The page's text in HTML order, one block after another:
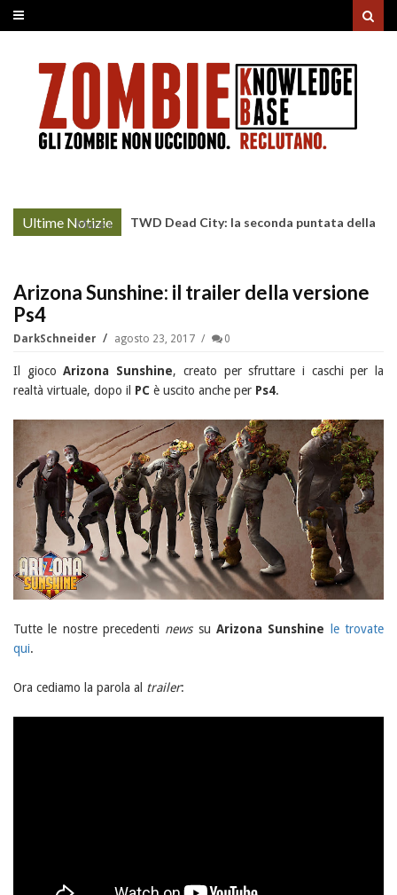
Ultime Notizie
More »
TWD Dead City: la seconda puntata della
Arizona Sunshine: il trailer della versione
Ps4
DarkSchneider agosto 23, 2017 0
Il giocoArizona Sunshine, creato per sfruttare i caschi per la
realtà virtuale, dopo il PC è uscito anche per Ps4.
Tutte le nostre precedenti newssuArizona Sunshine
le trovate
qui.
Ora cediamo la parola al trailer: